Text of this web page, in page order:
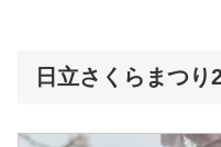
日立さくらまつ